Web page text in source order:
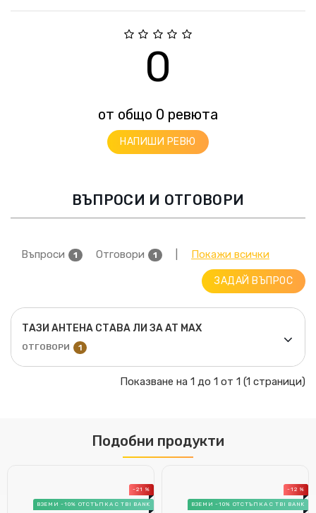
0
от общо 0 ревюта
НАПИШИ РЕВЮ
ВЪПРОСИ И ОТГОВОРИ
Въпроси 1 Отговори 1 Покажи всички
ЗАДАЙ ВЪПРОС
ТАЗИ АНТЕНА СТАВА ЛИ ЗА AT MAX
ОТГОВОРИ 1
Показване на 1 до 1 от 1 (1 страници)
Подобни продукти
ВЗЕМИ -10% ОТСТЪПКА С TBI BANK
-21 %
ВЗЕМИ -10% ОТСТЪПКА С TBI BANK
-12 %